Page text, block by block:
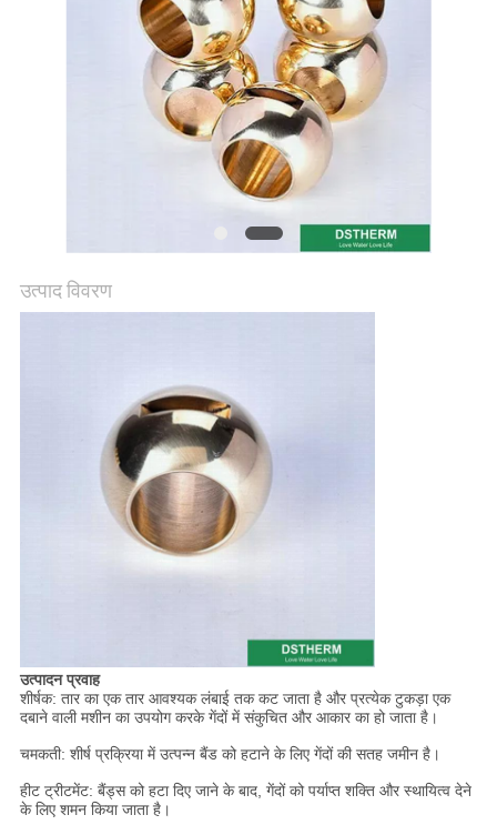
उत्पाद विवरण
उत्पादन प्रवाह
शीर्षक: तार का एक तार आवश्यक लंबाई तक कट जाता है और प्रत्येक टुकड़ा एक
दबाने वाली मशीन का उपयोग करके गेंदों में संकुचित और आकार का हो जाता है।
चमकती: शीर्ष प्रक्रिया में उत्पन्न बैंड को हटाने के लिए गेंदों की सतह जमीन है।
हीट ट्रीटमेंट: बैंड्स को हटा दिए जाने के बाद, गेंदों को पर्याप्त शक्ति और स्थायित्व देने
के लिए शमन किया जाता है।